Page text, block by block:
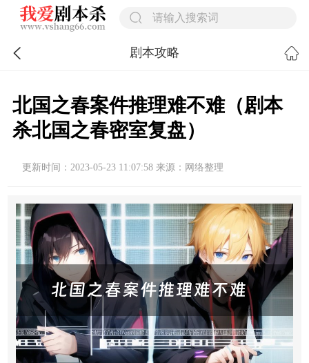
剧本攻略
北国之春案件推理难不难（剧本
杀北国之春密室复盘）
更新时间：2023-05-23 11:07:58 来源：网络整理